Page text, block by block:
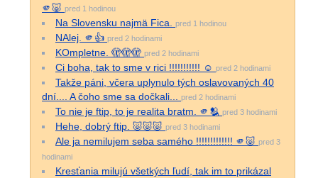
🫵🐷 pred 1 hodinou
Na Slovensku najmä Fica. pred 1 hodinou
NAlej. 🫵👍 pred 2 hodinami
KOmpletne. 🫣🫣🫣 pred 2 hodinami
Ci boha, tak to sme v rici !!!!!!!!!!! ☺️ pred 2 hodinami
Takže páni, včera uplynulo tých oslavovaných 40
dní.... A čoho sme sa dočkali...
pred 2 hodinami
To nie je ftip, to je realita bratm. 🫵🫂 pred 3 hodinami
Hehe, dobrý ftip. 🐷🐷🐷 pred 3 hodinami
Ale ja nemilujem seba samého !!!!!!!!!!!!! 🫵🐷 pred 3
hodinami
Kresťania milujú všetkých ľudí, tak im to prikázal